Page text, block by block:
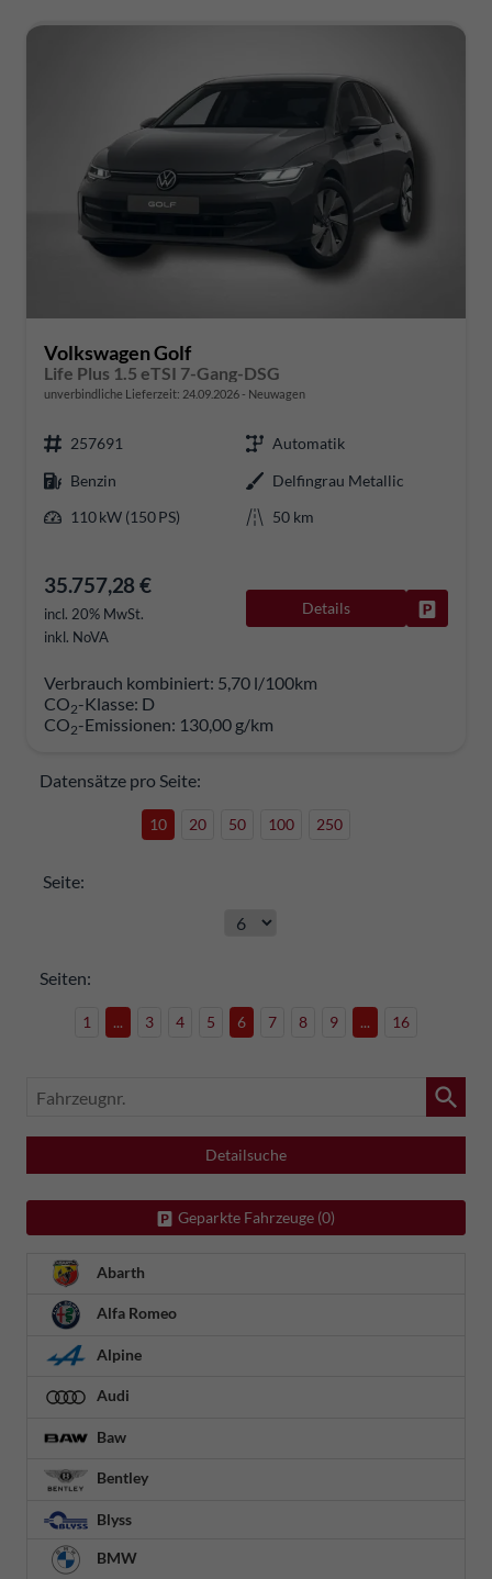
Volkswagen Golf
Life Plus 1.5 eTSI 7-Gang-DSG
unverbindliche Lieferzeit: 24.09.2026 Neuwagen
257691
Automatik
Benzin
Delfingrau Metallic
110 kW (150 PS)
50 km
35.757,28 €
incl. 20% MwSt.
inkl. NoVA
Details
Verbrauch kombiniert: 5,70 l/100km
CO2-Klasse: D
CO2-Emissionen: 130,00 g/km
Datensätze pro Seite:
10 20 50 100 250
Seite:
Seiten:
1 ... 3 4 5 6 7 8 9 ... 16
Fahrzeugnr.
Detailsuche
Geparkte Fahrzeuge (0)
Abarth
Alfa Romeo
Alpine
Audi
Baw
Bentley
Blyss
BMW